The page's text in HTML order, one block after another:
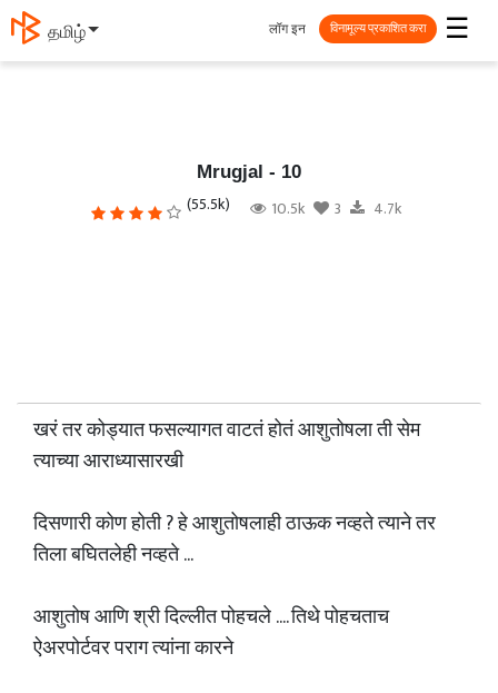
தமிழ் ☰
लॉग इन विनामूल्य प्रकाशित करा
Mrugjal - 10
(55.5k) 10.5k 3 4.7k
खरं तर कोड्यात फसल्यागत वाटतं होतं आशुतोषला ती सेम
त्याच्या आराध्यासारखी
दिसणारी कोण होती ? हे आशुतोषलाही ठाऊक नव्हते त्याने तर
तिला बघितलेही नव्हते ...
आशुतोष आणि श्री दिल्लीत पोहचले .... तिथे पोहचताच
ऐअरपोर्टवर पराग त्यांना कारने